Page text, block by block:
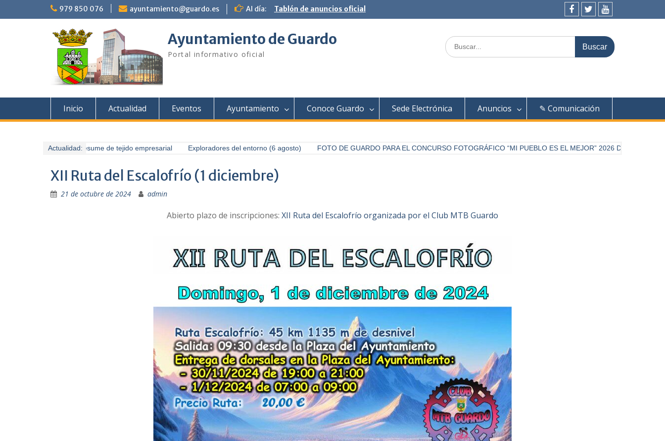
979 850 076 ayuntamiento@guardo.es Al día:
Tablón de anuncios oficial
Facebook
TwitterYoutube
Ayuntamiento de Guardo
Portal informativo oficial
Buscar:
Inicio Actualidad Eventos Ayuntamiento Conoce Guardo Sede Electrónica Anuncios ✎ Comunicación
Actualidad:
Guardo presume de tejido empresarial Exploradores del entorno (6 agosto) FOTO DE GUARDO PARA EL CONCURSO FOTOGRÁFICO “MI PUEBLO ES EL MEJOR” 2026 DE DIARIO
XII Ruta del Escalofrío (1 diciembre)
21 de octubre de 2024 admin
Abierto plazo de inscripciones: XII Ruta del Escalofrío organizada por el Club MTB Guardo